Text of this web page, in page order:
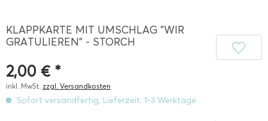
KLAPPKARTE MIT UMSCHLAG "WIR
GRATULIEREN" - STORCH
2,00 € *
inkl. MwSt. zzgl. Versandkosten
Sofort versandfertig, Lieferzeit: 1-3 Werktage